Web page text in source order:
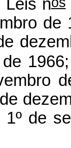
Leis n
de
de